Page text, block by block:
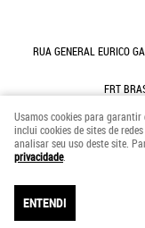
RUA GENERAL EURICO
FRT
LOJA VIRTUAL
Usamos cookies para garantir
inclui cookies de sites de
analisar seu uso deste site.
privacidade.
ENTENDI